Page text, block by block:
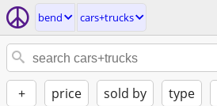
bend cars+trucks
+ price sold by type